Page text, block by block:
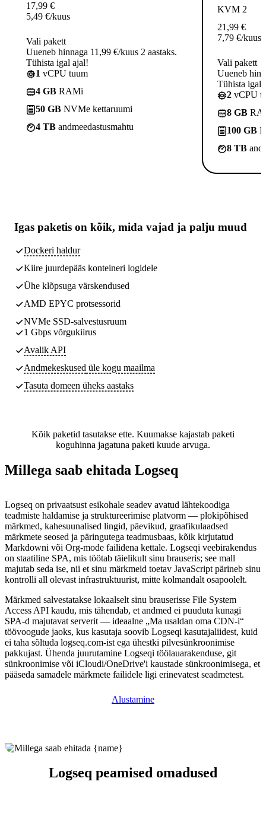
17,99 €
5,49 €/kuus
Vali pakett
Uueneb hinnaga 11,99 €/kuus 2 aastaks.
Tühista igal ajal!
1 vCPU tuum
4 GB RAMi
50 GB NVMe kettaruumi
4 TB andmeedastusmahtu
KVM 2
21,99 €
7,79 €/kuus
Vali pakett
Uueneb
Tühista igal
2 vCPU
8 GB
100 GB
8 TB
Igas paketis on kõik, mida vajad ja palju muud
Dockeri haldur
Kiire juurdepääs konteineri logidele
Ühe klõpsuga värskendused
AMD EPYC protsessorid
NVMe SSD-salvestusruum
1 Gbps võrgukiirus
Avalik API
Andmekeskused üle kogu maailma
Tasuta domeen üheks aastaks
Kõik paketid tasutakse ette. Kuumakse kajastab paketi
koguhinna jagatuna paketi kuude arvuga.
Millega saab ehitada Logseq
Logseq on privaatsust esikohale seadev avatud lähtekoodiga
teadmiste haldamise ja struktureerimise platvorm — plokipõhised
märkmed, kahesuunalised lingid, päevikud, graafikulaadsed
märkmete seosed ja päringutega teadmusbaas, kõik kirjutatud
Markdowni või Org-mode failidena kettale. Logseqi veebirakendus
on staatiline SPA, mis töötab täielikult sinu brauseris; see mall
majutab seda ise, nii et sinu märkmeid toetav JavaScript pärineb sinu
kontrolli all olevast infrastruktuurist, mitte kolmandalt osapoolelt.
Märkmed salvestatakse lokaalselt sinu brauserisse File System
Access API kaudu, mis tähendab, et andmed ei puuduta kunagi
SPA-d majutavat serverit — ideaalne „Ma usaldan oma CDN-i“
töövoogude jaoks, kus kasutaja soovib Logseqi kasutajaliidest, kuid
ei taha sõltuda logseq.com-ist ega ühestki pilvesünkroonimise
pakkujast. Ühenda juurutamine Logseqi töölauarakenduse, git
sünkroonimise või iCloudi/OneDrive'i kaustade sünkroonimisega, et
pääseda samadele märkmete failidele ligi erinevatest seadmetest.
Alustamine
Logseq peamised omadused